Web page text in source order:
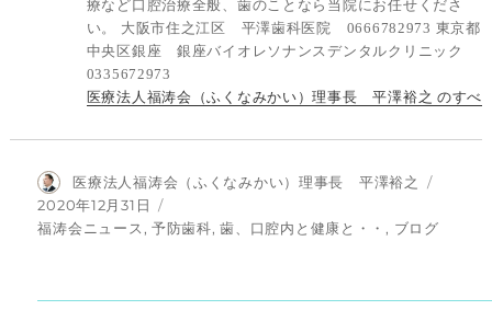
療など口腔治療全般、歯のことなら当院にお任せくださ
い。 大阪市住之江区 平澤歯科医院 0666782973 東京都
中央区銀座 銀座バイオレソナンスデンタルクリニック
0335672973
医療法人福涛会（ふくなみかい）理事長 平澤裕之 のすべ
投
稿
者
医療法人福涛会（ふくなみかい）理事長 平澤裕之
投
稿
2020年12月31日
カ
福涛会ニュース , 予防歯科,歯、口腔内と健康と・・ , ブログ